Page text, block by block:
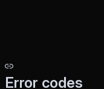
Error codes